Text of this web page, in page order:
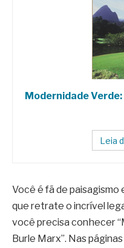
Modernidade
Leia
Você é fã de paisagismo
que retrate o incrível
você precisa conhecer
Burle Marx”. Nas